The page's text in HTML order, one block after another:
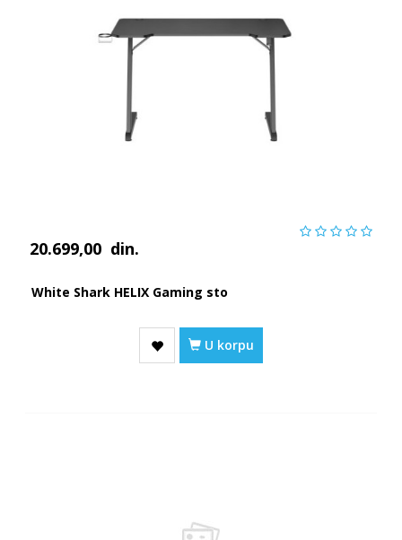
20.699,00 din.
White Shark HELIX Gaming sto
U korpu